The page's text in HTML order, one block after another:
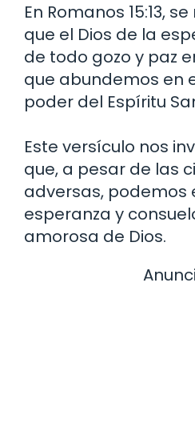
En Romanos 15:13,
que el Dios de la
de todo gozo y paz
que abundemos en
poder del Espíritu
Este versículo nos
que, a pesar de las
adversas, podemos
esperanza y
amorosa de Dios.